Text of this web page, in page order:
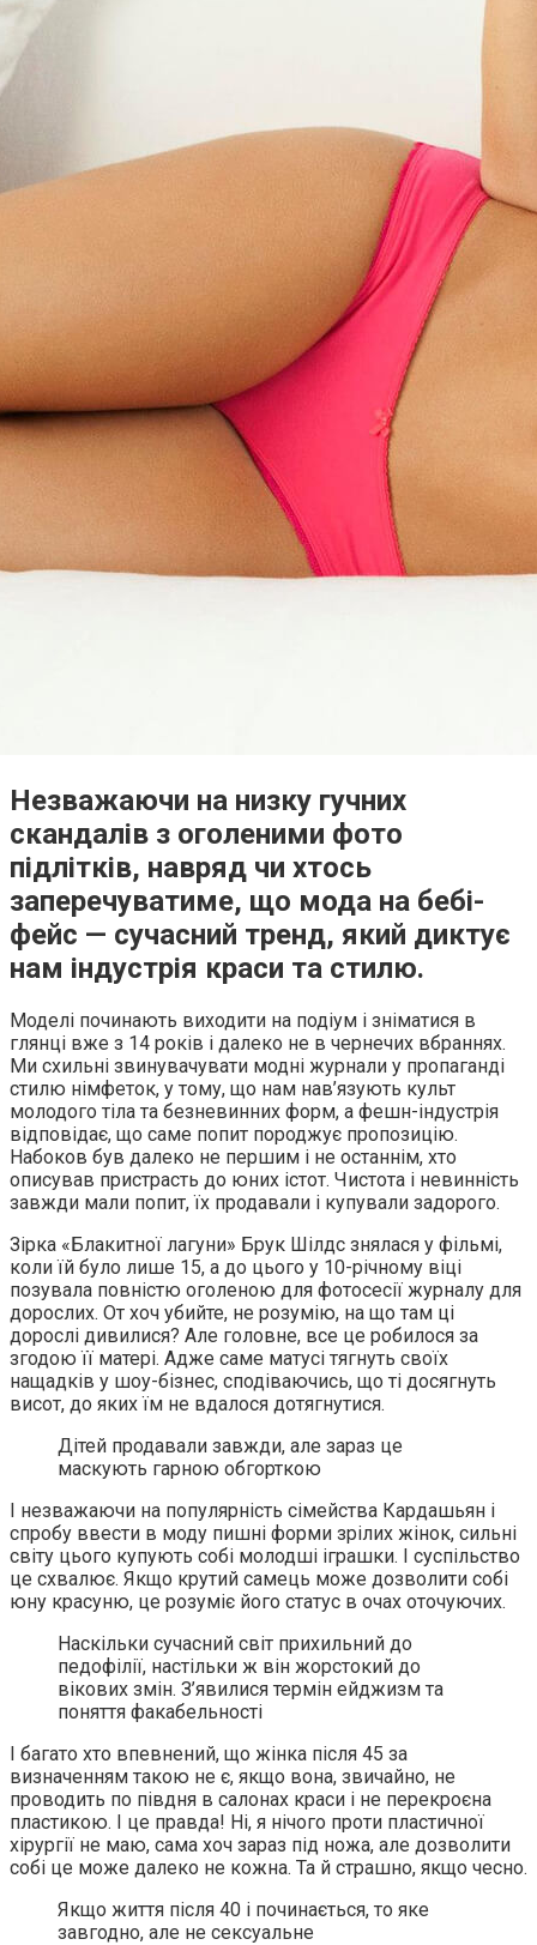
Незважаючи на низку гучних
скандалів з оголеними фото
підлітків, навряд чи хтось
заперечуватиме, що мода на бебі-
фейс — сучасний тренд, який диктує
нам індустрія краси та стилю.
Моделі починають виходити на подіум і зніматися в
глянці вже з 14 років і далеко не в чернечих вбраннях.
Ми схильні звинувачувати модні журнали у пропаганді
стилю німфеток, у тому, що нам нав’язують культ
молодого тіла та безневинних форм, а фешн-індустрія
відповідає, що саме попит породжує пропозицію.
Набоков був далеко не першим і не останнім, хто
описував пристрасть до юних істот. Чистота і невинність
завжди мали попит, їх продавали і купували задорого.
Зірка «Блакитної лагуни» Брук Шілдс знялася у фільмі,
коли їй було лише 15, а до цього у 10-річному віці
позувала повністю оголеною для фотосесії журналу для
дорослих. От хоч убийте, не розумію, на що там ці
дорослі дивилися? Але головне, все це робилося за
згодою її матері. Адже саме матусі тягнуть своїх
нащадків у шоу-бізнес, сподіваючись, що ті досягнуть
висот, до яких їм не вдалося дотягнутися.
Дітей продавали завжди, але зараз це
маскують гарною обгорткою
І незважаючи на популярність сімейства Кардашьян і
спробу ввести в моду пишні форми зрілих жінок, сильні
світу цього купують собі молодші іграшки. І суспільство
це схвалює. Якщо крутий самець може дозволити собі
юну красуню, це розуміє його статус в очах оточуючих.
Наскільки сучасний світ прихильний до
педофілії, настільки ж він жорстокий до
вікових змін. З’явилися термін ейджизм та
поняття факабельності
І багато хто впевнений, що жінка після 45 за
визначенням такою не є, якщо вона, звичайно, не
проводить по півдня в салонах краси і не перекроєна
пластикою. І це правда! Ні, я нічого проти пластичної
хірургії не маю, сама хоч зараз під ножа, але дозволити
собі це може далеко не кожна. Та й страшно, якщо чесно.
Якщо життя після 40 і починається, то яке
завгодно, але не сексуальне